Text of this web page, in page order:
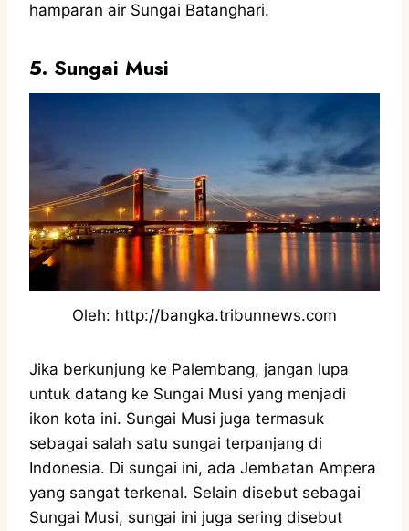
hamparan air Sungai Batanghari.
5. Sungai Musi
Oleh: http://bangka.tribunnews.com
Jika berkunjung ke Palembang, jangan lupa
untuk datang ke Sungai Musi yang menjadi
ikon kota ini. Sungai Musi juga termasuk
sebagai salah satu sungai terpanjang di
Indonesia. Di sungai ini, ada Jembatan Ampera
yang sangat terkenal. Selain disebut sebagai
Sungai Musi, sungai ini juga sering disebut